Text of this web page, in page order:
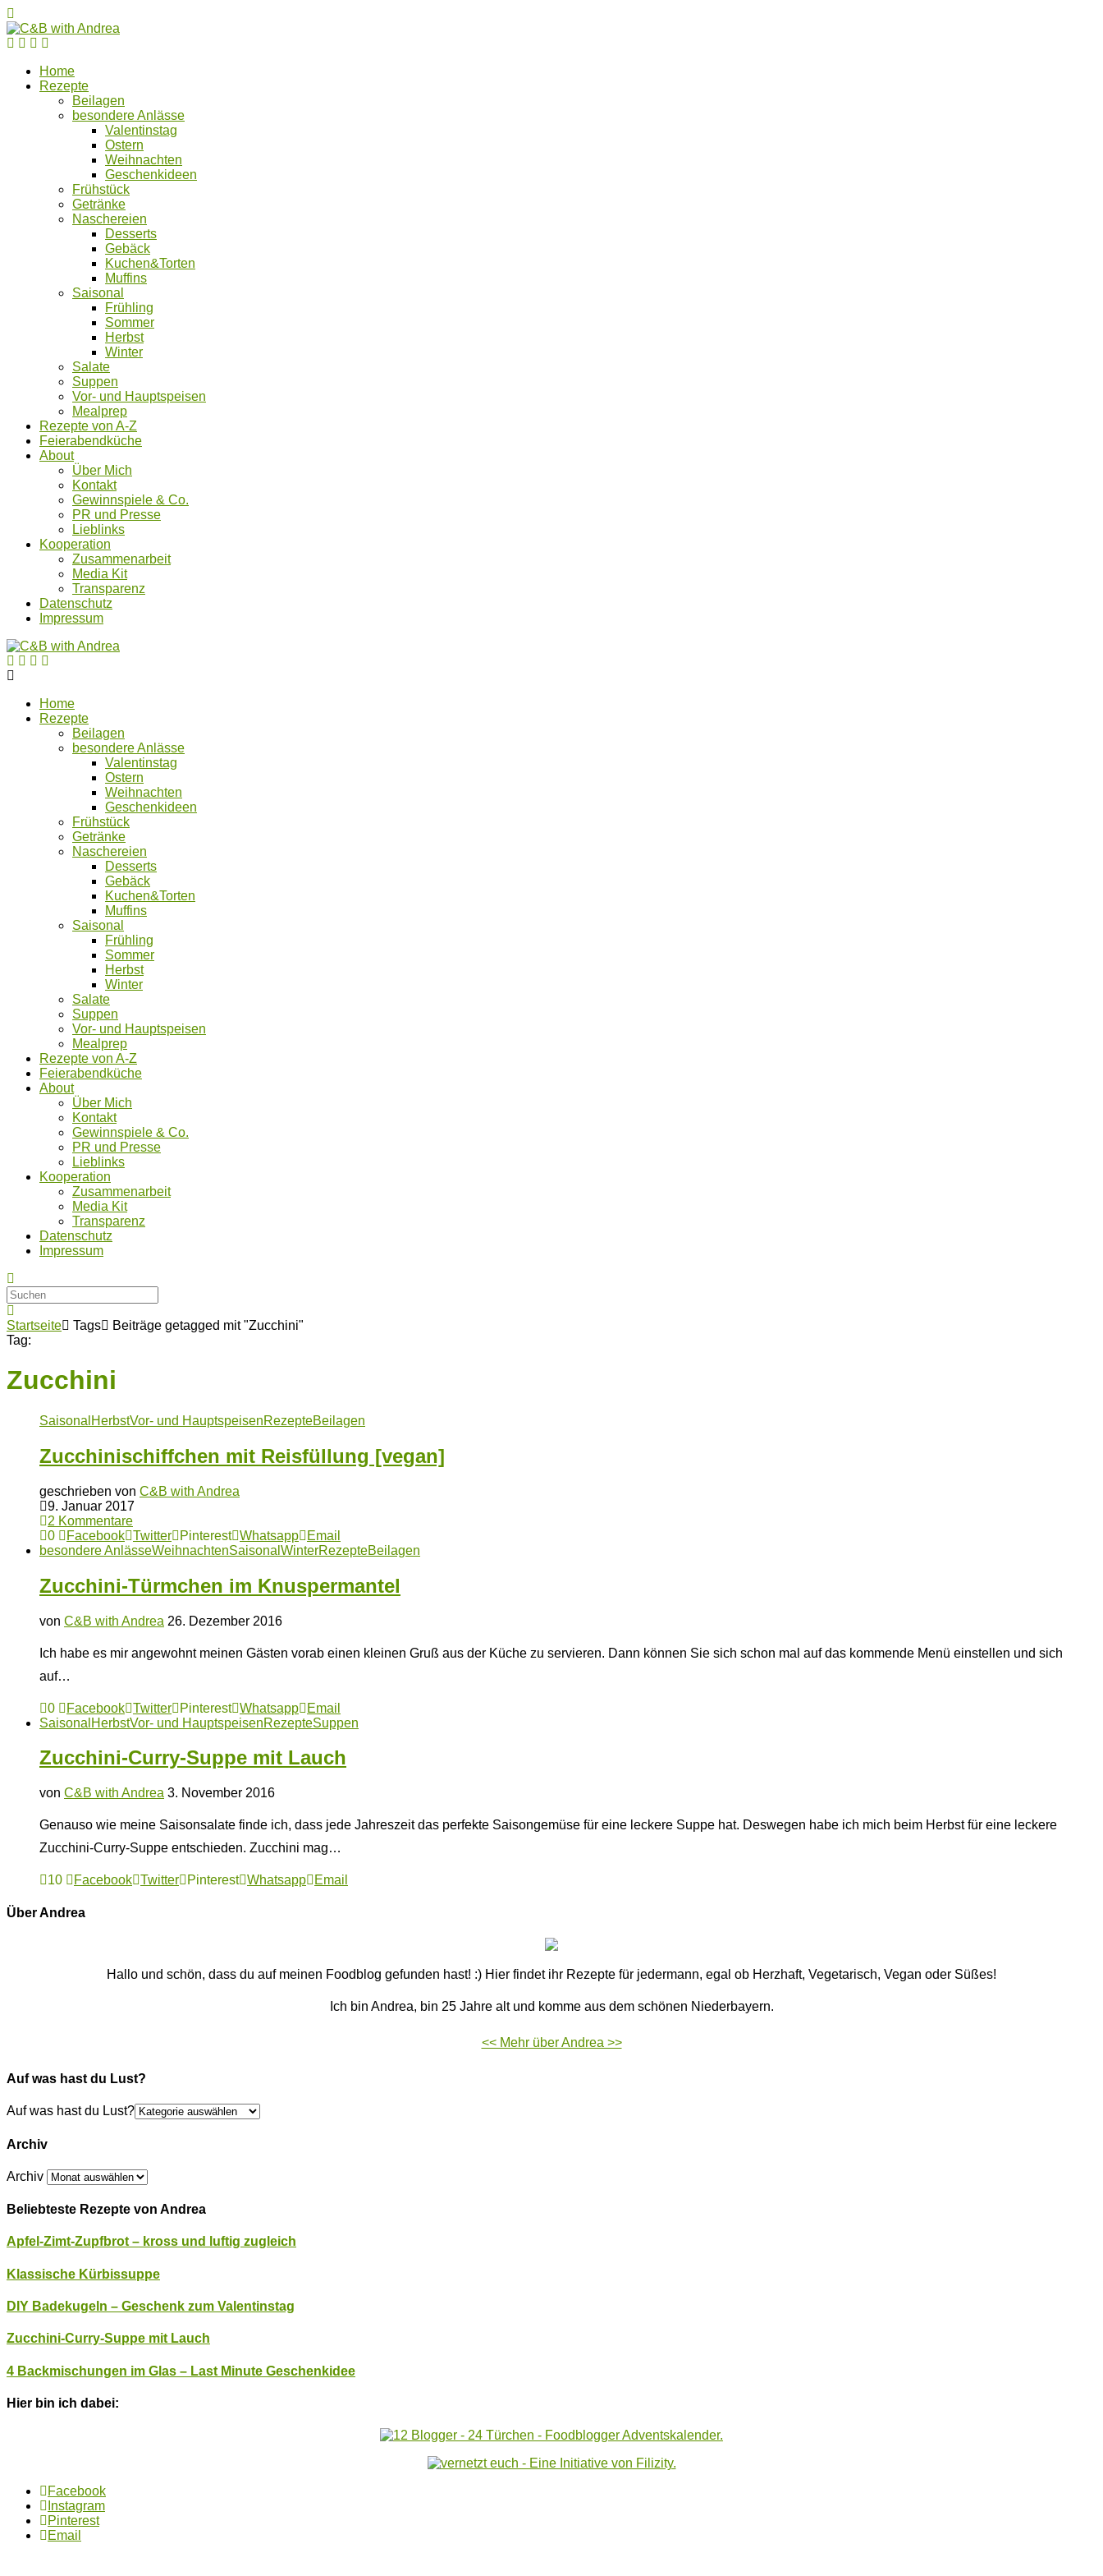
Home
Rezepte
Beilagen
besondere Anlässe
Valentinstag
Ostern
Weihnachten
Geschenkideen
Frühstück
Getränke
Naschereien
Desserts
Gebäck
Kuchen&Torten
Muffins
Saisonal
Frühling
Sommer
Herbst
Winter
Salate
Suppen
Vor- und Hauptspeisen
Mealprep
Rezepte von A-Z
Feierabendküche
About
Über Mich
Kontakt
Gewinnspiele & Co.
PR und Presse
Lieblinks
Kooperation
Zusammenarbeit
Media Kit
Transparenz
Datenschutz
Impressum
Home
Rezepte
Beilagen
besondere Anlässe
Valentinstag
Ostern
Weihnachten
Geschenkideen
Frühstück
Getränke
Naschereien
Desserts
Gebäck
Kuchen&Torten
Muffins
Saisonal
Frühling
Sommer
Herbst
Winter
Salate
Suppen
Vor- und Hauptspeisen
Mealprep
Rezepte von A-Z
Feierabendküche
About
Über Mich
Kontakt
Gewinnspiele & Co.
PR und Presse
Lieblinks
Kooperation
Zusammenarbeit
Media Kit
Transparenz
Datenschutz
Impressum
Startseite Tags
Beiträge getagged mit "Zucchini"
Tag:
Zucchini
Saisonal HerbstVor- und HauptspeisenRezepteBeilagen
Zucchinischiffchen mit Reisfüllung [vegan]
geschrieben von C&B with Andrea
9. Januar 2017
2 Kommentare
0
Facebook Twitter Pinterest Whatsapp
Email
besondere AnlässeWeihnachtenSaisonal WinterRezepteBeilagen
Zucchini-Türmchen im Knuspermantel
von C&B with Andrea 26. Dezember 2016
Ich habe es mir angewohnt meinen Gästen vorab einen kleinen Gruß aus der Küche zu servieren. Dann können Sie sich schon mal auf das kommende Menü einstellen und sich
auf…
0 Facebook Twitter Pinterest Whatsapp
Email
Saisonal HerbstVor- und HauptspeisenRezepteSuppen
Zucchini-Curry-Suppe mit Lauch
von C&B with Andrea 3. November 2016
Genauso wie meine Saisonsalate finde ich, dass jede Jahreszeit das perfekte Saisongemüse für eine leckere Suppe hat. Deswegen habe ich mich beim Herbst für eine leckere
Zucchini-Curry-Suppe entschieden. Zucchini mag…
10 Facebook Twitter Pinterest Whatsapp Email
Über Andrea
Hallo und schön, dass du auf meinen Foodblog gefunden hast! :) Hier findet ihr Rezepte für jedermann, egal ob Herzhaft, Vegetarisch, Vegan oder Süßes!
Ich bin Andrea, bin 25 Jahre alt und komme aus dem schönen Niederbayern.
<< Mehr über Andrea >>
Auf was hast du Lust?
Auf was hast du Lust?
Archiv
Archiv
Beliebteste Rezepte von Andrea
Apfel-Zimt-Zupfbrot – kross und luftig zugleich
Klassische Kürbissuppe
DIY Badekugeln – Geschenk zum Valentinstag
Zucchini-Curry-Suppe mit Lauch
4 Backmischungen im Glas – Last Minute Geschenkidee
Hier bin ich dabei:
Facebook
Instagram
Pinterest
Email